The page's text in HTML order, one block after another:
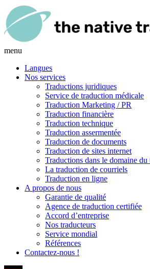
menu
Langues
Nos services
Traductions juridiques
Service de traduction médicale
Traduction Marketing / PR
Traduction financière
Traduction technique
Traduction assermentée
Traduction de documents
Traduction de sites internet
Traductions dans le domaine du
La traduction de courriels
Traduction en ligne
A propos de nous
Garantie de qualité
Agence de traduction certifiée
Accord d’entreprise
Nos traducteurs
Service mondial
Références
Contactez-nous !